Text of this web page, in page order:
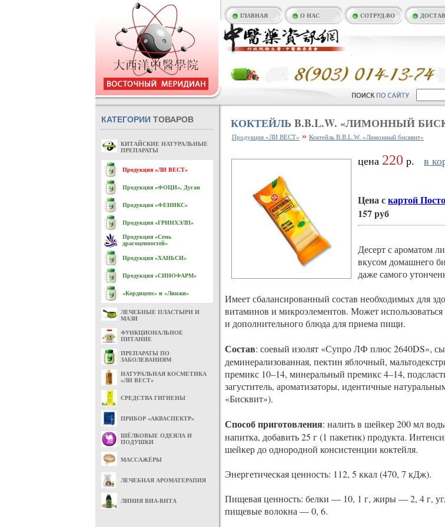
ГЛАВНАЯ О НАС СОТРУД-ВО
КАТЕГОРИИ ТОВАРОВ
КИТАЙСКИЕ НАТУРАЛЬНЫЕ
ПРЕПАРАТЫ
Продукция «ЛИ ВЕСТ»
Продукция «ФОЦИ», Дуган
Продукция «ФЕНИКС»
Продукция «ГРИНХЭЛП»
Продукция «Семь
драгоценностей»
Продукция «ХАНЬСИ»
Продукция «СИНОФАРМ»
«Кордицепс» и «Линжи»
ЛЕЧЕБНЫЕ ПЛАСТЫРИ И
МАЗИ
ФУНКЦИОНАЛЬНОЕ
ПИТАНИЕ
ПРЕПАРАТЫ ПО
ЗАБОЛЕВАНИЯМ
НАТУРАЛЬНАЯ КОСМЕТИКА
«ЛИ ВЕСТ»
СРЕДСТВА ГИГИЕНЫ
ПРИБОР «АКВАСПЕКТР»
ШЁЛКОВЫЕ ОДЕЯЛА И
ПОДУШКИ
МАССАЖЁРЫ
ЛЕЧЕБНАЯ АРОМАТЕРАПИЯ
ЛИНИЯ ВИА-ВИТА
КОКТЕЙЛЬ B.B.L.W. «ЛИМОННЫЙ
Продукция «ЛИ ВЕСТ» » Коктейль B.B.L.W. «Лимонный бисквит»
цена 220 р. в
Цена скартой
157 руб
Десерт с ароматом
вкусом домашнего
даже самого
Имеет сбалансированный состав необходимых для
витаминов и микроэлементов. Может использоваться
и дополнительного блюда для приема пищи.
Состав: соевый изолят «Супро ЛФ плюс 2640DS»,
деминерализованная, пектин яблочный,
премикс 10–14, минеральный премикс 4–14,
загуститель, ароматизаторы, идентичные
«Бисквит»).
Способ приготовления: налить в шейкер 200 мл
напитка, добавить 25 г (1 пакетик) продукта.
шейкер до однородной консистенции коктейля.
Энергетическая ценность: 112, 5 ккал (470, 7 кДж).
Пищевая ценность: белки — 10, 1 г, жиры — 2, 4 г,
пищевые волокна — 0, 6.